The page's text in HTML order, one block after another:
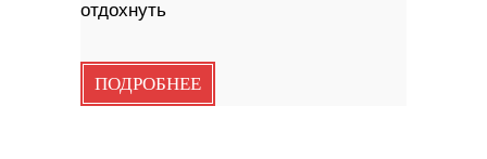
отдохнуть
ПОДРОБНЕЕ